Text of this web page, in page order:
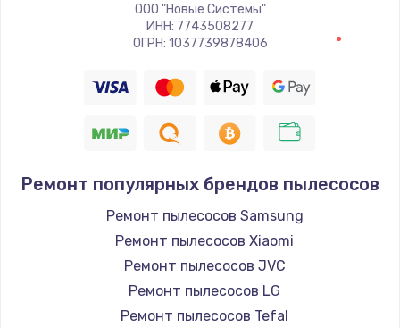
650 руб.
Не греет
800 руб.
900 руб.
Заказать
Замена двигателя
ООО "Новые Системы"
ИНН: 7743508277
ОГРН: 1037739878406
Ремонт популярных брендов пылесосов
Ремонт пылесосов Samsung
Ремонт пылесосов Xiaomi
Ремонт пылесосов JVC
Ремонт пылесосов LG
Ремонт пылесосов Tefal